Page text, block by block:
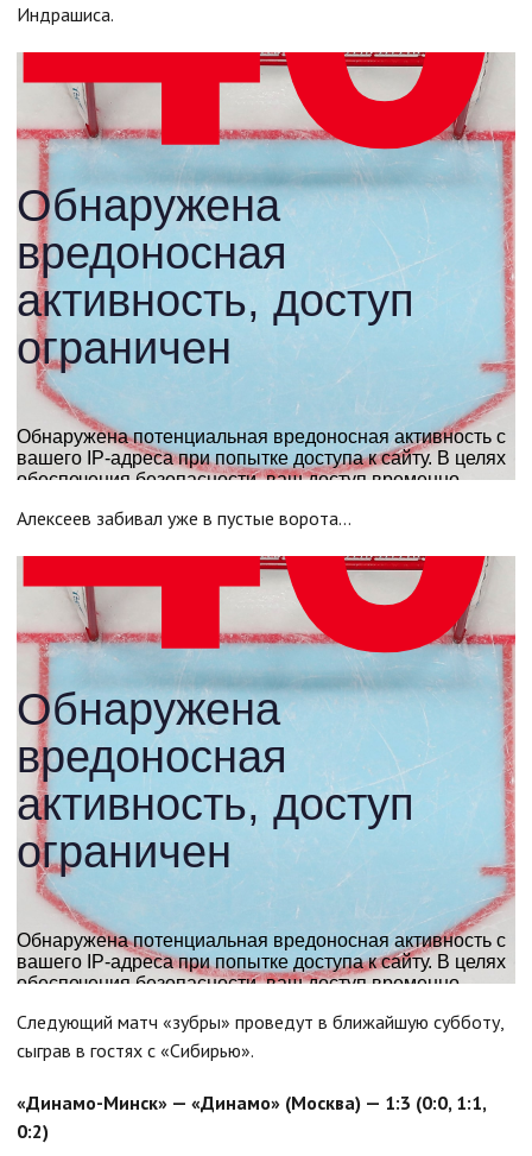
Индрашиса.
Алексеев забивал уже в пустые ворота…
Следующий матч «зубры» проведут в ближайшую субботу,
сыграв в гостях с «Сибирью».
«Динамо-Минск» — «Динамо» (Москва) — 1:3 (0:0, 1:1,
0:2)